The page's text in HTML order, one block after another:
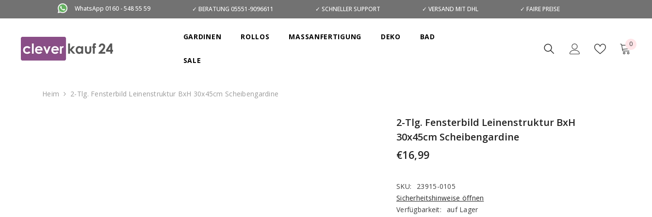
WhatsApp 0160 - 548 55 59 ✓ BERATUNG 05551-9096611 ✓ SCHNELLER SUPPORT ✓ VERSAND MIT DHL ✓ FAIRE PREISE
GARDINEN ROLLOS MASSANFERTIGUNG DEKO BAD
SALE
00
Heim 2-Tlg. Fensterbild Leinenstruktur BxH 30x45cm Scheibengardine
2-Tlg. Fensterbild Leinenstruktur BxH
30x45cm Scheibengardine
€16,99
SKU:
23915-0105
Sicherheitshinweise öffnen
Verfügbarkeit:
auf Lager